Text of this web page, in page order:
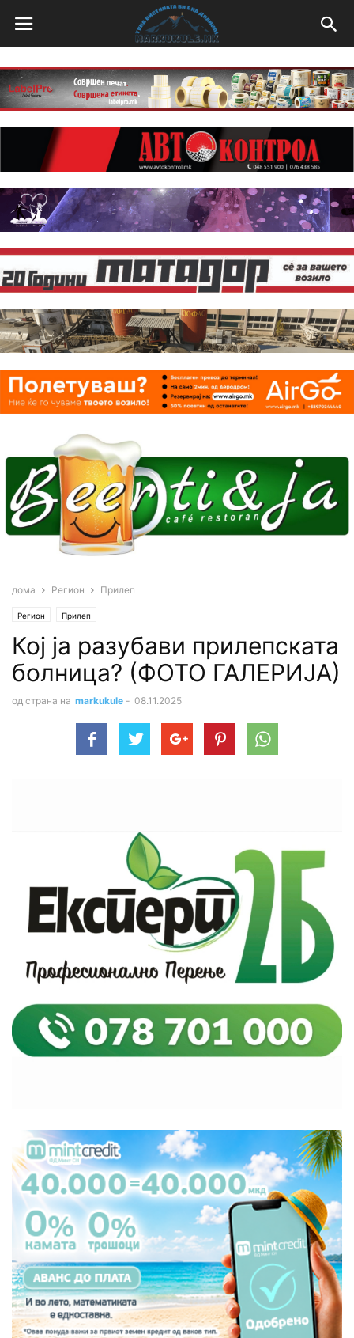
дома Регион Прилеп
Регион Прилеп
Кој ја разубави прилепската
болница? (ФОТО ГАЛЕРИЈА)
од страна на markukule - 08.11.2025